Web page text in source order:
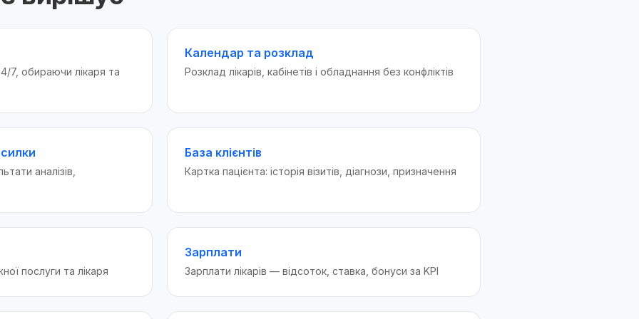
7, обираючи лікаря та
Календар та розклад
Розклад лікарів, кабінетів і обладнання без конфліктів
аналізів,
База клієнтів
Картка пацієнта: історія візитів, діагнози, призначення
послуги та лікаря
Зарплати
Зарплати лікарів — відсоток, ставка, бонуси за KPI